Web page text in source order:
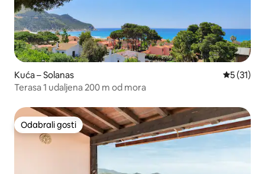
Kuća – Solanas Prosječna
5 (31)
Terasa 1 udaljena 200 m od mora
Odabrali gosti
Odabrali gosti